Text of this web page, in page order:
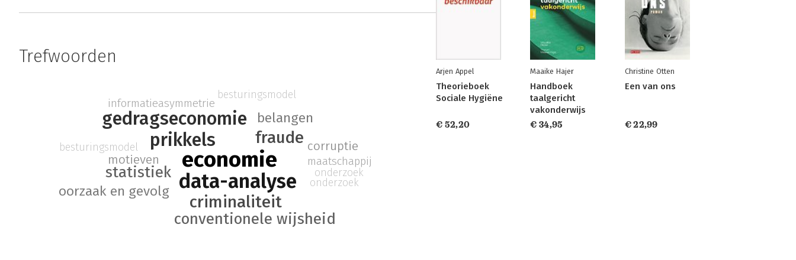
Trefwoorden
economie
data-analyse
prikkels
gedragseconomie
fraude
criminaliteit
conventionele wijsheid
statistiek
belangen
oorzaak en gevolg
motieven
corruptie
maatschappij
informatieasymmetrie
besturingsmodel
onderzoek
besturingsmodel
onderzoek
Arjen Appel
Theorieboek
Sociale Hygiëne
€ 52,20
Maaike Hajer
Handboek
taalgericht
vakonderwijs
€ 34,95
Christine Otten
Een van ons
€ 22,99